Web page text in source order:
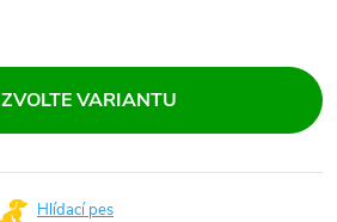
ZVOLTE VARIANTU
Hlídací pes